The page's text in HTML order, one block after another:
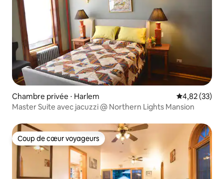
Chambre privée ⋅ Harlem Évaluation
4,82 (33)
Master Suite avec jacuzzi @ Northern Lights Mansion
Coup de cœur voyageurs
Coup de cœur voyageurs